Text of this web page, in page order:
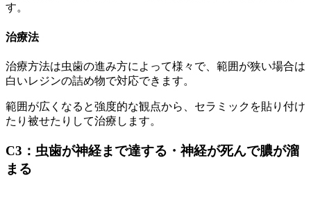
す。
治療法
治療方法は虫歯の進み方によって様々で、範囲が狭い場合は
白いレジンの詰め物で対応できます。
範囲が広くなると強度的な観点から、セラミックを貼り付け
たり被せたりして治療します。
C3：虫歯が神経まで達する・神経が死んで膿が溜
まる